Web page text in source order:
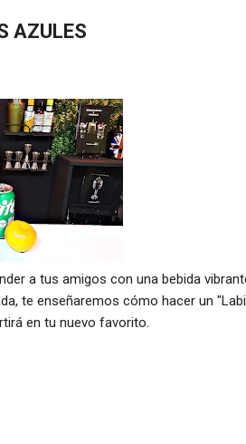
AZULES
a tus amigos con una bebida
te enseñaremos cómo hacer un
en tu nuevo favorito.